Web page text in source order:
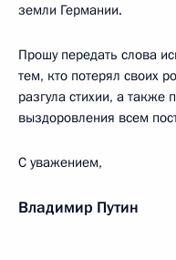
земли Германии.
Прошу передать слова
тем, кто потерял своих
разгула стихии, а
выздоровления всем
С уважением,
Владимир Путин